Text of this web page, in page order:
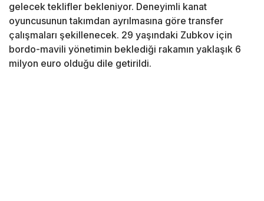
gelecek teklifler bekleniyor. Deneyimli kanat
oyuncusunun takımdan ayrılmasına göre transfer
çalışmaları şekillenecek. 29 yaşındaki Zubkov için
bordo-mavili yönetimin beklediği rakamın yaklaşık 6
milyon euro olduğu dile getirildi.